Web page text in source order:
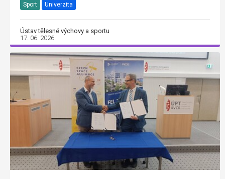
Sport Univerzita
Ústav tělesné výchovy a sportu
17. 06. 2026